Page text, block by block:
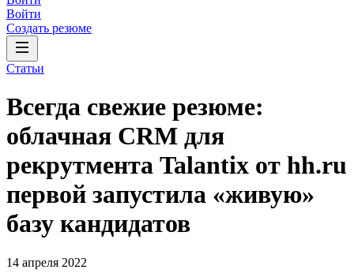
Войти
Создать резюме
Статьи
Всегда свежие резюме:
облачная CRM для
рекрутмента Talantix от hh.ru
первой запустила «живую»
базу кандидатов
14 апреля 2022